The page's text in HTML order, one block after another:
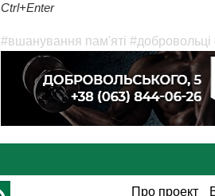
Ctrl+Enter
#вшанування пам'яті #добровольці
Про проект